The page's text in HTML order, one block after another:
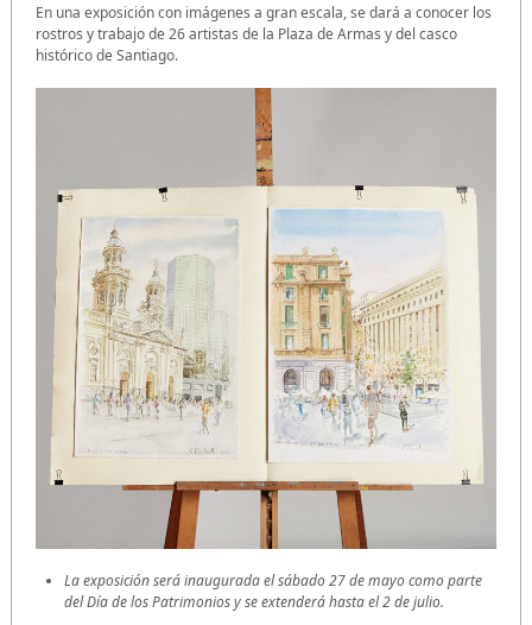
En una exposición con imágenes a gran escala, se dará a conocer los
rostros y trabajo de 26 artistas de la Plaza de Armas y del casco
histórico de Santiago.
La exposición será inaugurada el sábado 27 de mayo como parte
del Día de los Patrimonios y se extenderá hasta el 2 de julio.